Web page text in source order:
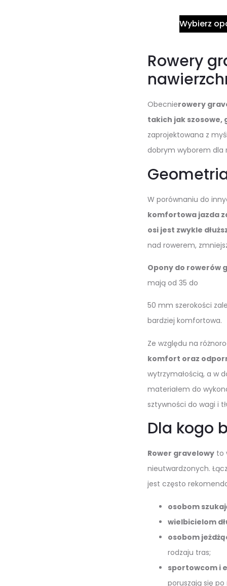
Wybierz
Rowery
Obecnierowery
takich jak
zaprojektowana z
dobrym wyborem dla
W porównaniu do
komfortowa jazda
osi jest zwykle
nad rowerem,
Opony do rowerów
mają od 35 do
50 mm szerokości
bardziej komfortowa.
Ze względu na
komfort oraz
wytrzymałością, a w
materiałem do
sztywności do wagi i
Dla kogo
Rower gravelowyto
nieutwardzonych.
jest często
osobom
wielbicielom
osobom
rodzaju tras;
sportowcom i
poruszają się